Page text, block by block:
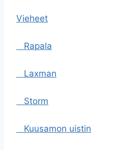
Vieheet
Rapala
Laxman
Storm
Kuusamon uistin